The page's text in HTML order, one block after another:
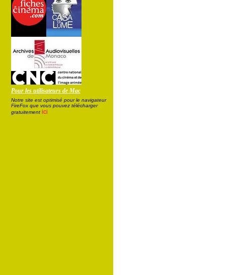
Pour les utilisateurs de Mac
Notre site est optimisé pour le navigateur
FireFox que vous pouvez télécharger
gratuitement ici